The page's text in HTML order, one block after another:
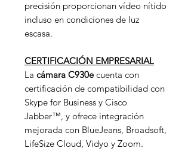
precisión proporcionan vídeo nítido
incluso en condiciones de luz
escasa.
CERTIFICACIÓN EMPRESARIAL
La cámara C930ecuenta con
certificación de compatibilidad con
Skype for Business y Cisco
Jabber™, y ofrece integración
mejorada con BlueJeans, Broadsoft,
LifeSize Cloud, Vidyo y Zoom.